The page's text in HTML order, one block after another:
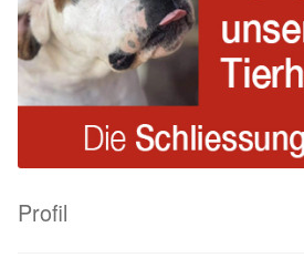
Profil